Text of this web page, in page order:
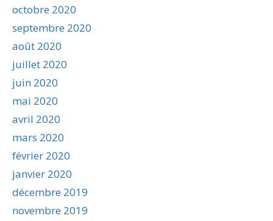
octobre 2020
septembre 2020
août 2020
juillet 2020
juin 2020
mai 2020
avril 2020
mars 2020
février 2020
janvier 2020
décembre 2019
novembre 2019